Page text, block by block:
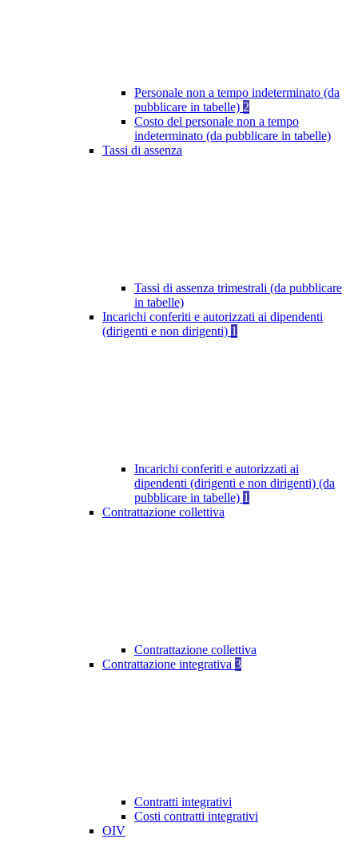
Personale non a tempo indeterminato (da
pubblicare in tabelle) 2
Costo del personale non a tempo
indeterminato (da pubblicare in tabelle)
Tassi di assenza
Tassi di assenza trimestrali (da pubblicare
in tabelle)
Incarichi conferiti e autorizzati ai dipendenti
(dirigenti e non dirigenti) 1
Incarichi conferiti e autorizzati ai
dipendenti (dirigenti e non dirigenti) (da
pubblicare in tabelle) 1
Contrattazione collettiva
Contrattazione collettiva
Contrattazione integrativa 3
Contratti integrativi
Costi contratti integrativi
OIV